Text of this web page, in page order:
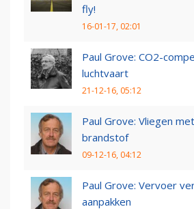
fly!
16-01-17, 02:01
Paul Grove: CO2-
luchtvaart
21-12-16, 05:12
Paul Grove: Vliegen
brandstof
09-12-16, 04:12
Paul Grove: Vervoer
aanpakken